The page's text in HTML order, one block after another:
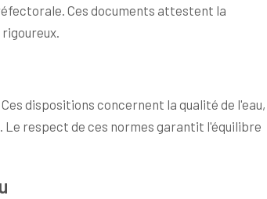
Ces documents attestent la
dispositions concernent la qualité de l'eau,
respect de ces normes garantit l'équilibre